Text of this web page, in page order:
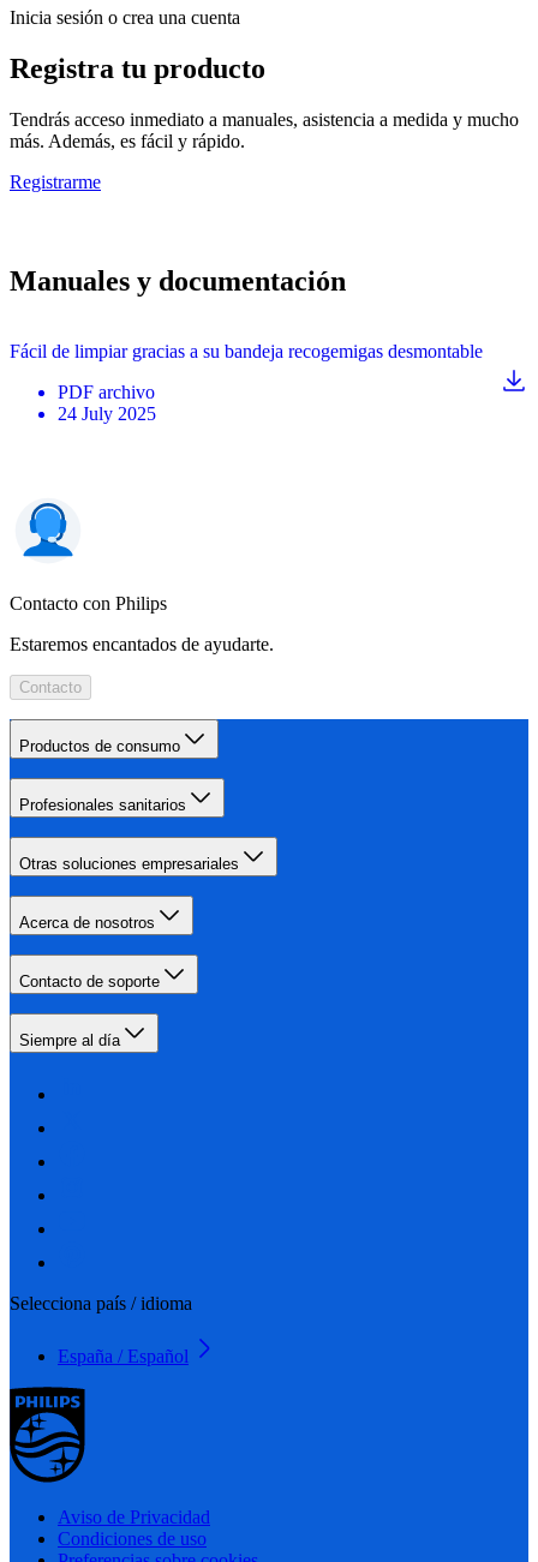
Inicia sesión o crea una cuenta
Registra tu producto
Tendrás acceso inmediato a manuales, asistencia a medida y mucho
más. Además, es fácil y rápido.
Registrarme
Manuales y documentación
Fácil de limpiar gracias a su bandeja recogemigas desmontable
PDF archivo
24 July 2025
Contacto con Philips
Estaremos encantados de ayudarte.
Contacto
Productos de consumo
Profesionales sanitarios
Otras soluciones empresariales
Acerca de nosotros
Contacto de soporte
Siempre al día
Selecciona país / idioma
España / Español
Aviso de Privacidad
Condiciones de uso